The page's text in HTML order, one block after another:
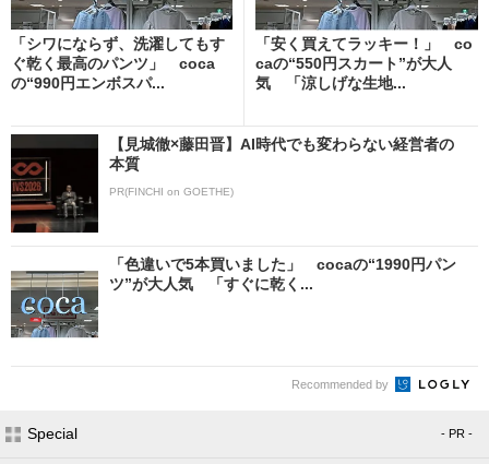
「シワにならず、洗濯してもす
ぐ乾く最高のパンツ」 coca
の“990円エンボスパ...
「安く買えてラッキー！」 co
caの“550円スカート”が大人
気 「涼しげな生地...
【見城徹×藤田晋】AI時代でも変わらない経営者の
本質
PR(FINCHI on GOETHE)
「色違いで5本買いました」 cocaの“1990円パン
ツ”が大人気 「すぐに乾く...
Recommended by
Special - PR -